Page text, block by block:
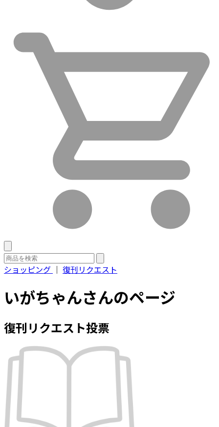
ショッピング ｜ 復刊リクエスト
いがちゃんさんのページ
復刊リクエスト投票